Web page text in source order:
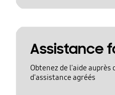
Assistance
Obtenez de l'aide auprès
d'assistance agréés